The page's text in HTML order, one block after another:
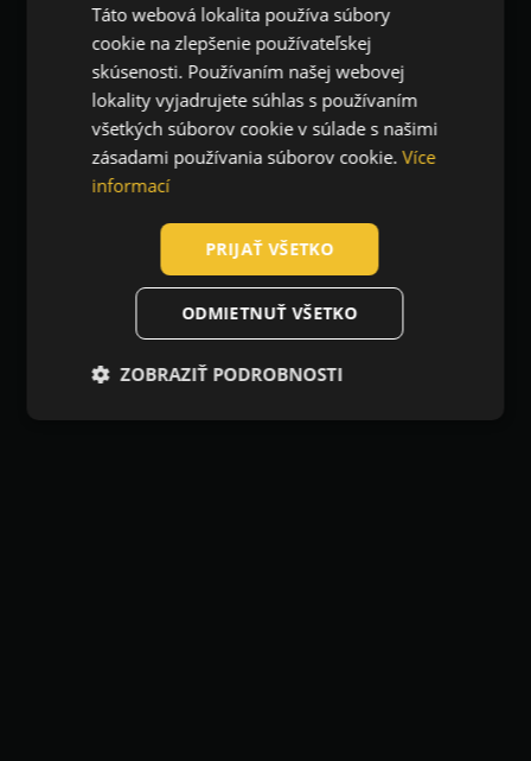
CZECH
SLOVAK
ROMANIAN
SPANISH
Táto webová lokalita používa súbory
cookie na zlepšenie používateľskej
skúsenosti. Používaním našej webovej
lokality vyjadrujete súhlas s používaním
všetkých súborov cookie v súlade s našimi
zásadami používania súborov cookie. Více
informací
PRIJAŤ VŠETKO
ODMIETNUŤ VŠETKO
ZOBRAZIŤ PODROBNOSTI